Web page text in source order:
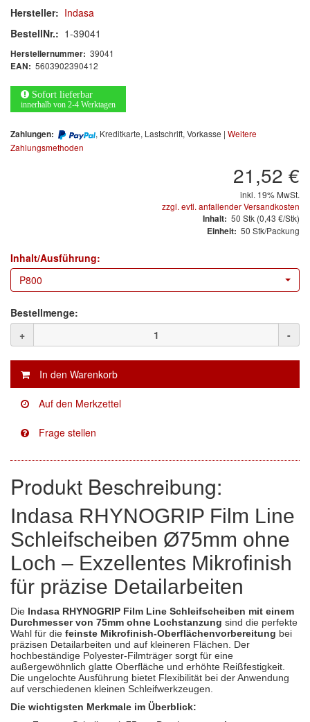
Luftfilter
Mischfarben
Restposten
Informationsmaterial
MARKEN
E-D
EVERCOAT
Facdos
Finixa
Indasa
KWASNY
Mirka
(1)
Novol
(3)
Prevost
(3)
Proma
(21)
Sia
Spectral
(5)
StarChem
(1)
Sundstrom
(4)
Troton
Wibeco
Hersteller: Indasa
BestellNr.: 1-39041
Herstellernummer: 39041
EAN: 5603902390412
Sofort lieferbar
innerhalb von 2-4 Werktagen
Zahlungen: , Kreditkarte, Lastschrift, Vorkasse | Weitere
Zahlungsmethoden
21,52 €
inkl. 19% MwSt.
zzgl. evtl. anfallender Versandkosten
Inhalt: 50 Stk (0,43 €/Stk)
Einheit: 50 Stk/Packung
Inhalt/Ausführung:
P800
Bestellmenge:
+
-
Produkt Beschreibung:
Indasa RHYNOGRIP Film Line
Schleifscheiben Ø75mm ohne
Loch – Exzellentes Mikrofinish
für präzise Detailarbeiten
Die Indasa RHYNOGRIP Film Line Schleifscheiben mit einem
Durchmesser von 75mm ohne Lochstanzung sind die perfekte
Wahl für die feinste Mikrofinish-Oberflächenvorbereitung bei
präzisen Detailarbeiten und auf kleineren Flächen. Der
hochbeständige Polyester-Filmträger sorgt für eine
außergewöhnlich glatte Oberfläche und erhöhte Reißfestigkeit.
Die ungelochte Ausführung bietet Flexibilität bei der Anwendung
auf verschiedenen kleinen Schleifwerkzeugen.
Die wichtigsten Merkmale im Überblick: